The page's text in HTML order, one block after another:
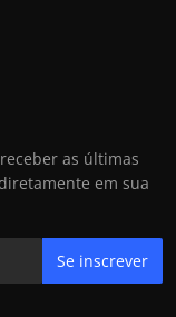
as últimas
em sua
Se inscrever